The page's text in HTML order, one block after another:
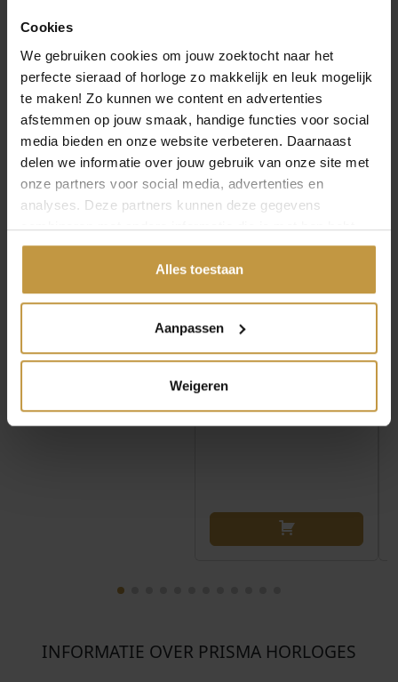
Cookies
We gebruiken cookies om jouw zoektocht naar het
perfecte sieraad of horloge zo makkelijk en leuk mogelijk
te maken! Zo kunnen we content en advertenties
afstemmen op jouw smaak, handige functies voor social
media bieden en onze website verbeteren. Daarnaast
delen we informatie over jouw gebruik van onze site met
onze partners voor social media, advertenties en
analyses. Deze partners kunnen deze gegevens
combineren met andere informatie die je met hen hebt
gedeeld of die ze hebben verzameld via jouw gebruik van
Alles toestaan
Aanpassen
Weigeren
MEER VAN PRISMA HORLOGES
€149,00
werkdag
€149,00
GOLDPLATED S…
Direct leverbaar, 1
INFORMATIE OVER PRISMA HORLOGES